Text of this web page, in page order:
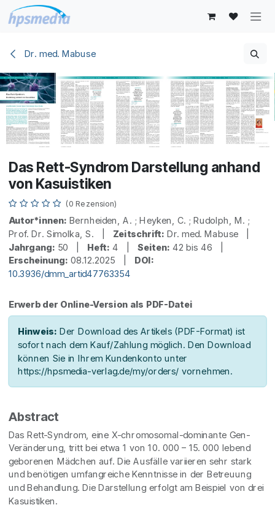
Zum Inhalt springen
Dr. med. Mabuse
Das Rett-Syndrom Darstellung anhand
von Kasuistiken
(0 Rezension)
Autor*innen: Bernheiden, A. ; Heyken, C. ; Rudolph, M. ;
Prof. Dr. Simolka, S. | Zeitschrift: Dr. med. Mabuse |
Jahrgang: 50 | Heft: 4 |Seiten: 42 bis 46 |
Erscheinung: 08.12.2025 | DOI:
10.3936/dmm_artid47763354
Erwerb der Online-Version als PDF-Datei
Hinweis: Der Download des Artikels (PDF-Format) ist
sofort nach dem Kauf/Zahlung möglich. Den Download
können Sie in Ihrem Kundenkonto unter
https://hpsmedia-verlag.de/my/orders/ vornehmen.
Abstract
Das Rett-Syndrom, eine X-chromosomal-dominante Gen-
Veränderung, tritt bei etwa 1 von 10. 000 – 15. 000 lebend
geborenen Mädchen auf. Die Ausfälle variieren sehr stark
und benötigen umfangreiche Kenntnisse in der Betreuung
und Behandlung. Die Darstellung erfolgt am Beispiel von drei
Kasuistiken.